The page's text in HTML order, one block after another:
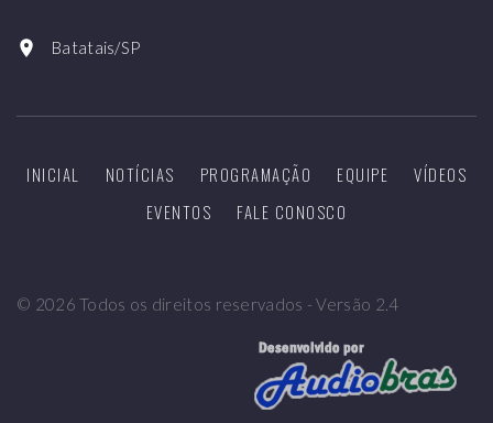
Batatais/SP
INICIAL NOTÍCIAS PROGRAMAÇÃO EQUIPE
VÍDEOS
EVENTOS
FALE CONOSCO
© 2026 Todos os direitos reservados - Versão 2.4